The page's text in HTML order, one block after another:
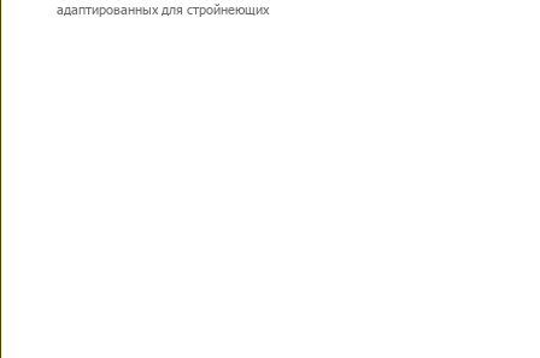
адаптированных для стройнеющих